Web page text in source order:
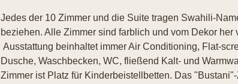
Jedes der 10 Zimmer und die Suite tragen Swahili-
beziehen. Alle Zimmer sind farblich und vom Dekor her
Ausstattung beinhaltet immer Air Conditioning, Flat-
Dusche, Waschbecken, WC, fließend Kalt- und
Zimmer ist Platz für Kinderbeistellbetten. Das